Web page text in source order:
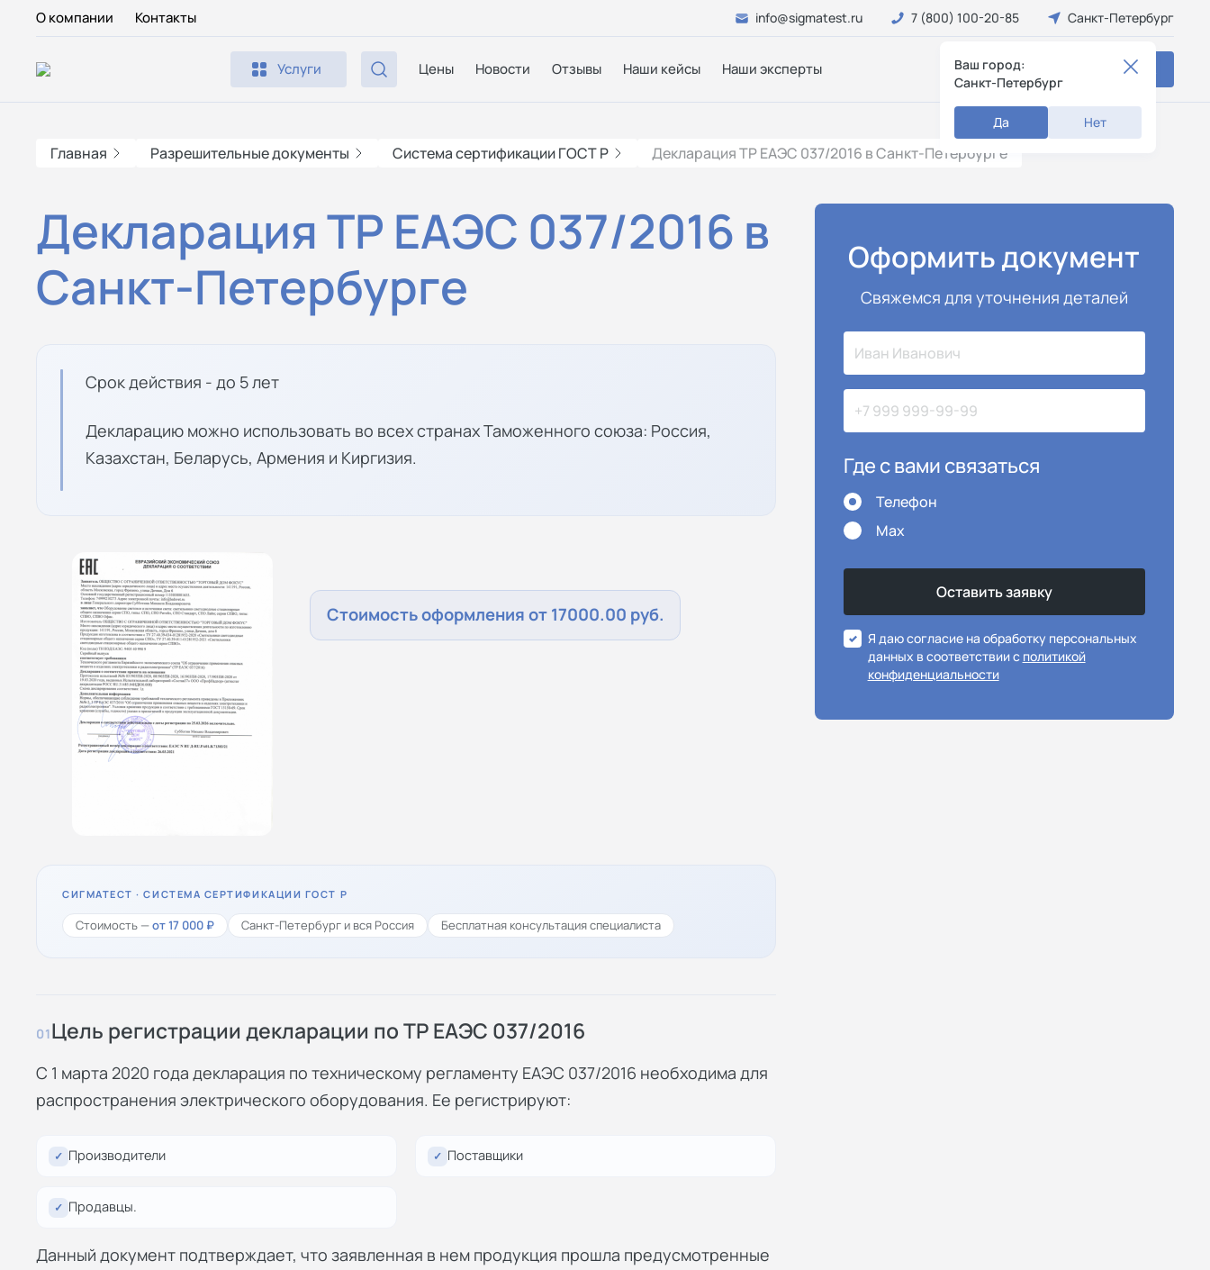
О компании Контакты info@sigmatest.ru 7 (800) 100-20-85 Санкт-Петербург
Ваш город:
Санкт-Петербург
Да Нет
Услуги Цены Новости Отзывы Наши кейсы Наши эксперты Заказать звонок
Главная Разрешительные документы Система сертификации ГОСТ Р Декларация ТР ЕАЭС 037/2016 в Санкт-Петербурге
Декларация ТР ЕАЭС 037/2016 в
Санкт-Петербурге
Срок действия - до 5 лет
Декларацию можно использовать во всех странах Таможенного союза: Россия,
Казахстан, Беларусь, Армения и Киргизия.
Стоимость оформления от 17000.00 руб.
СИГМАТЕСТ · СИСТЕМА СЕРТИФИКАЦИИ ГОСТ Р
Стоимость —от 17 000 ₽ Санкт-Петербург и вся Россия Бесплатная консультация специалиста
01Цель регистрации декларации по ТР ЕАЭС 037/2016
C 1 марта 2020 года декларация по техническому регламенту ЕАЭС 037/2016 необходима для
распространения электрического оборудования. Ее регистрируют:
✓ Производители ✓ Поставщики
✓ Продавцы.
Данный документ подтверждает, что заявленная в нем продукция прошла предусмотренные
Оформить документ
Свяжемся для уточнения деталей
Где с вами связаться
Телефон
Max
Я даю согласие на обработку персональных
данных в соответствии с политикой
конфиденциальности